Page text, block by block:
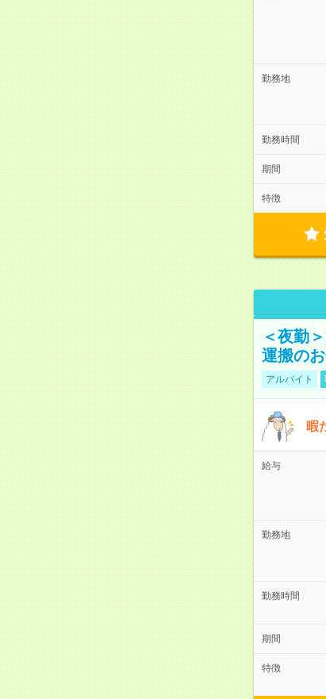
勤務地
勤務時間
期間
特徴
＜夜勤
運搬の
アルバイト
暇
給与
勤務地
勤務時間
期間
特徴